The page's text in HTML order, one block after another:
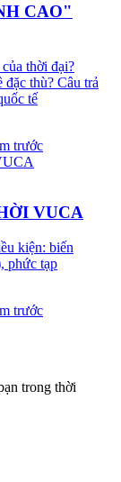
CAO"
thời đại?
thù? Câu trả
tế
trước
VUCA
kiện: biến
phức tạp
trước
trong thời